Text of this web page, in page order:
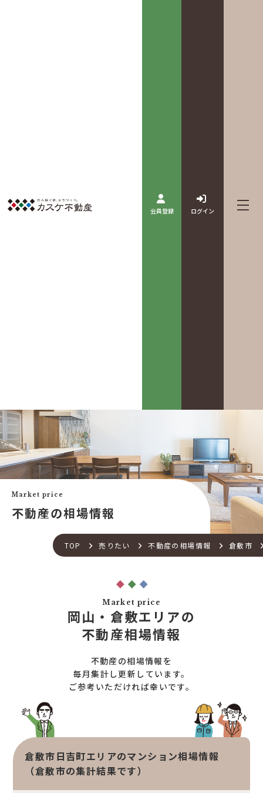
会員登録 ログイン
カスケって？
カスケホームグループ
買いたい
中古×RF(リノベ)
新築建売購入サポート
不動産流通の仕組み
住宅ローンサポート
住宅売却サポート
不動産売却サポート
査定依頼
不動産の相場情報
不動産を探す
物件検索
お客様の声
みんなの不動産小話
中古リフォーム事例
店舗紹介
スタッフ紹介
お知らせ一覧
不動産コラム
オンライン相談サービス
TOP 売りたい 不動産の相場情報 倉敷市
Market price
不動産の相場情報
Market price
岡山・倉敷エリアの
不動産相場情報
不動産の相場情報を
毎月集計し更新しています。
ご参考いただければ幸いです。
倉敷市日吉町エリアのマンション相場情報
（倉敷市の集計結果です）